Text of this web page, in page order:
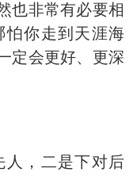
也非常有必要相
怕你走到天涯海
定会更好、更深
人，二是下对后